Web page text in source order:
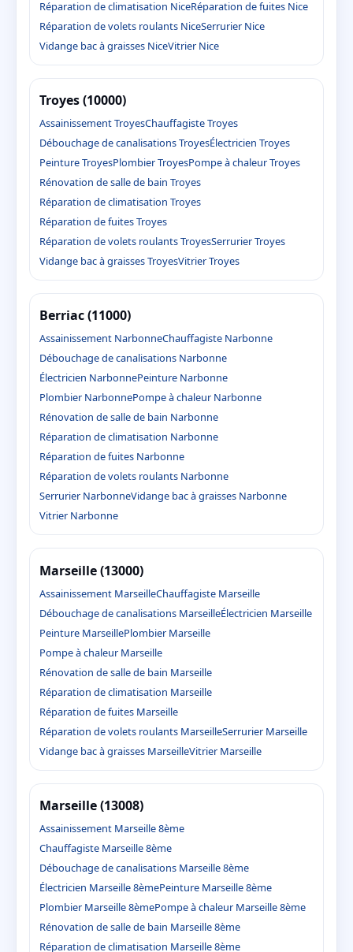
Réparation de climatisation NiceRéparation de fuites Nice
Réparation de volets roulants NiceSerrurier Nice
Vidange bac à graisses NiceVitrier Nice
Troyes (10000)
Assainissement TroyesChauffagiste Troyes
Débouchage de canalisations TroyesÉlectricien Troyes
Peinture TroyesPlombier TroyesPompe à chaleur Troyes
Rénovation de salle de bain Troyes
Réparation de climatisation Troyes
Réparation de fuites Troyes
Réparation de volets roulants TroyesSerrurier Troyes
Vidange bac à graisses TroyesVitrier Troyes
Berriac (11000)
Assainissement NarbonneChauffagiste Narbonne
Débouchage de canalisations Narbonne
Électricien NarbonnePeinture Narbonne
Plombier NarbonnePompe à chaleur Narbonne
Rénovation de salle de bain Narbonne
Réparation de climatisation Narbonne
Réparation de fuites Narbonne
Réparation de volets roulants Narbonne
Serrurier NarbonneVidange bac à graisses Narbonne
Vitrier Narbonne
Marseille (13000)
Assainissement MarseilleChauffagiste Marseille
Débouchage de canalisations MarseilleÉlectricien Marseille
Peinture MarseillePlombier Marseille
Pompe à chaleur Marseille
Rénovation de salle de bain Marseille
Réparation de climatisation Marseille
Réparation de fuites Marseille
Réparation de volets roulants MarseilleSerrurier Marseille
Vidange bac à graisses MarseilleVitrier Marseille
Marseille (13008)
Assainissement Marseille 8ème
Chauffagiste Marseille 8ème
Débouchage de canalisations Marseille 8ème
Électricien Marseille 8èmePeinture Marseille 8ème
Plombier Marseille 8èmePompe à chaleur Marseille 8ème
Rénovation de salle de bain Marseille 8ème
Réparation de climatisation Marseille 8ème